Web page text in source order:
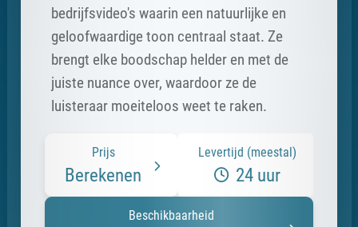
bedrijfsvideo's waarin een natuurlijke en
geloofwaardige toon centraal staat. Ze
brengt elke boodschap helder en met de
juiste nuance over, waardoor ze de
luisteraar moeiteloos weet te raken.
Prijs
Berekenen
Levertijd (meestal)
24 uur
Beschikbaarheid